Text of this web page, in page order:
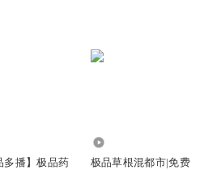
多播】极品药
极品草根混都市|免费